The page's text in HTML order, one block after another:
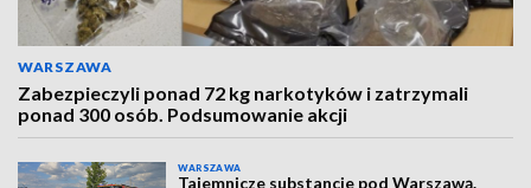
WARSZAWA
Zabezpieczyli ponad 72 kg narkotyków i zatrzymali
ponad 300 osób. Podsumowanie akcji
WARSZAWA
Tajemnicze substancje pod Warszawą.